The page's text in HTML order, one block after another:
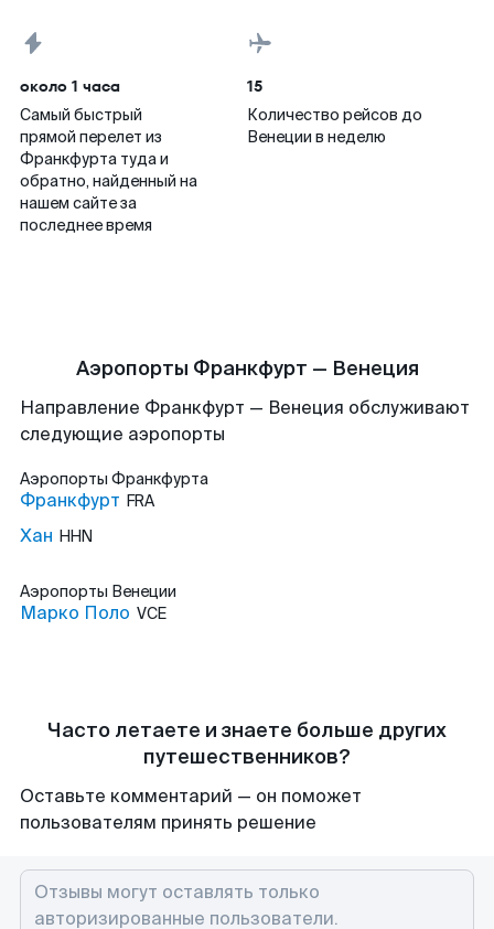
около 1 часа
Самый быстрый
прямой перелет из
Франкфурта туда и
обратно, найденный на
нашем сайте за
последнее время
15
Количество рейсов до
Венеции в неделю
Аэропорты Франкфурт — Венеция
Направление Франкфурт — Венеция обслуживают
следующие аэропорты
Аэропорты Франкфурта
Франкфурт FRA
Хан HHN
Аэропорты Венеции
Марко Поло VCE
Часто летаете и знаете больше других
путешественников?
Оставьте комментарий — он поможет
пользователям принять решение